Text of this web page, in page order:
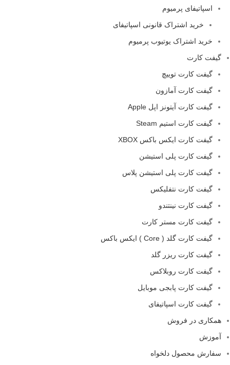
اسپاتیفای پرمیوم
خرید اشتراک قانونی اسپاتیفای
خرید اشتراک یوتیوب پرمیوم
گیفت کارت
گیفت کارت توییچ
گیفت کارت آمازون
گیفت کارت آیتونز اپل Apple
گیفت کارت استیم Steam
گیفت کارت ایکس باکس XBOX
گیفت کارت پلی استیشن
گیفت کارت پلی استیشن پلاس
گیفت کارت نتفلیکس
گیفت کارت نینتندو
گیفت کارت مستر کارت
گیفت کارت گلد ( Core ) ایکس باکس
گیفت کارت ریزر گلد
گیفت کارت روبلاکس
گیفت کارت پابجی موبایل
گیفت کارت اسپاتیفای
همکاری در فروش
آموزش
سفارش محصول دلخواه